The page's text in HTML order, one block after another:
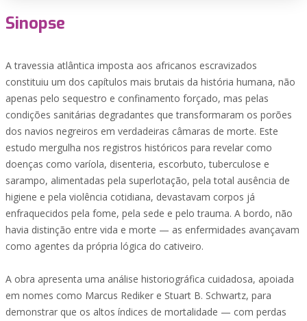
Sinopse
A travessia atlântica imposta aos africanos escravizados
constituiu um dos capítulos mais brutais da história humana, não
apenas pelo sequestro e confinamento forçado, mas pelas
condições sanitárias degradantes que transformaram os porões
dos navios negreiros em verdadeiras câmaras de morte. Este
estudo mergulha nos registros históricos para revelar como
doenças como varíola, disenteria, escorbuto, tuberculose e
sarampo, alimentadas pela superlotação, pela total ausência de
higiene e pela violência cotidiana, devastavam corpos já
enfraquecidos pela fome, pela sede e pelo trauma. A bordo, não
havia distinção entre vida e morte — as enfermidades avançavam
como agentes da própria lógica do cativeiro.
A obra apresenta uma análise historiográfica cuidadosa, apoiada
em nomes como Marcus Rediker e Stuart B. Schwartz, para
demonstrar que os altos índices de mortalidade — com perdas